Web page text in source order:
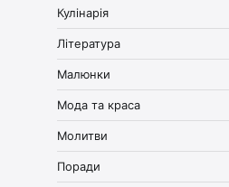
Кулінарія
Література
Малюнки
Мода та краса
Молитви
Поради